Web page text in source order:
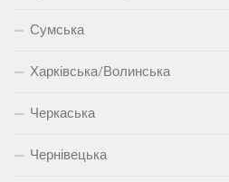
Сумська
Харківська/Волинська
Черкаська
Чернівецька